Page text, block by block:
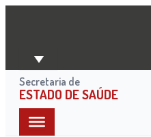
Ir
conteúdo
Secretaria de
ESTADO DE SAÚDE